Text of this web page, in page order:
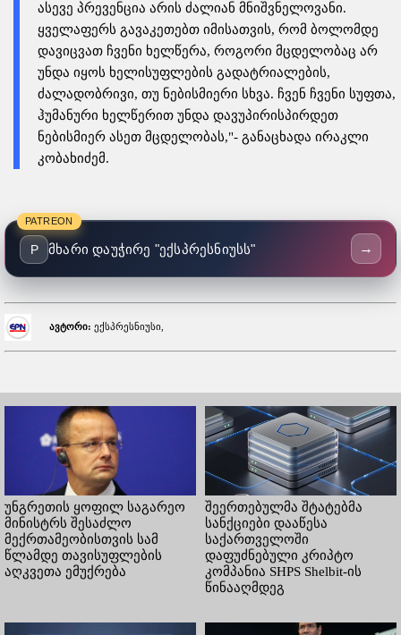
ასევე პრევენცია არის ძალიან მნიშვნელოვანი.
ყველაფერს გავაკეთებთ იმისათვის, რომ ბოლომდე
დავიცვათ ჩვენი ხელწერა, როგორი მცდელობაც არ
უნდა იყოს ხელისუფლების გადატრიალების,
ძალადობრივი, თუ ნებისმიერი სხვა. ჩვენ ჩვენი სუფთა,
ჰუმანური ხელწერით უნდა დავუპირისპირდეთ
ნებისმიერ ასეთ მცდელობას,"- განაცხადა ირაკლი
კობახიძემ.
PATREON
P მხარი დაუჭირე "ექსპრესნიუსს" →
ავტორი: ექსპრესნიუსი,
უნგრეთის ყოფილ საგარეო
მინისტრს შესაძლო
მექრთამეობისთვის სამ
წლამდე თავისუფლების
აღკვეთა ემუქრება
შეერთებულმა შტატებმა
სანქციები დააწესა
საქართველოში
დაფუძნებული კრიპტო
კომპანია SHPS Shelbit-ის
წინააღმდეგ